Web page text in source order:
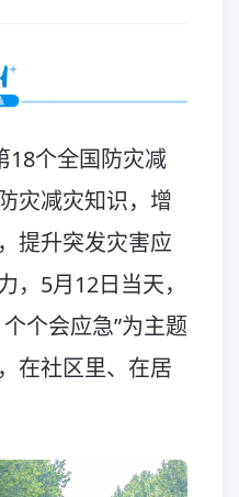
18个全国防灾减
灾减灾知识，增
提升突发灾害应
，5月12日当天，
个会应急”为主题
在社区里、在居